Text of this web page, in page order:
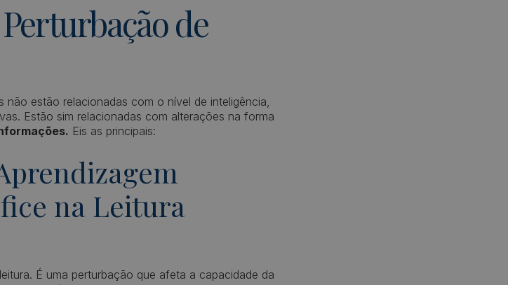
de
não estão relacionadas com o nível de inteligência,
Estão sim relacionadas com alterações na forma
Eis as principais:
na Leitura
É uma perturbação que afeta a capacidade da